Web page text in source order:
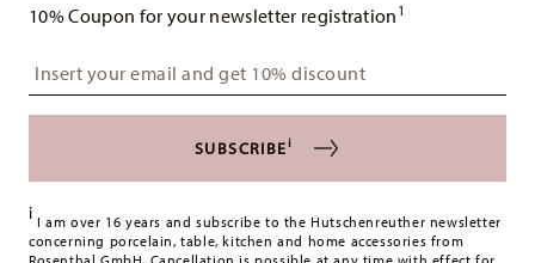
10% Coupon for your newsletter registration 1
SUBSCRIBEi
i I am over 16 years and subscribe to the Hutschenreuther newsletter
concerning porcelain, table, kitchen and home accessories from